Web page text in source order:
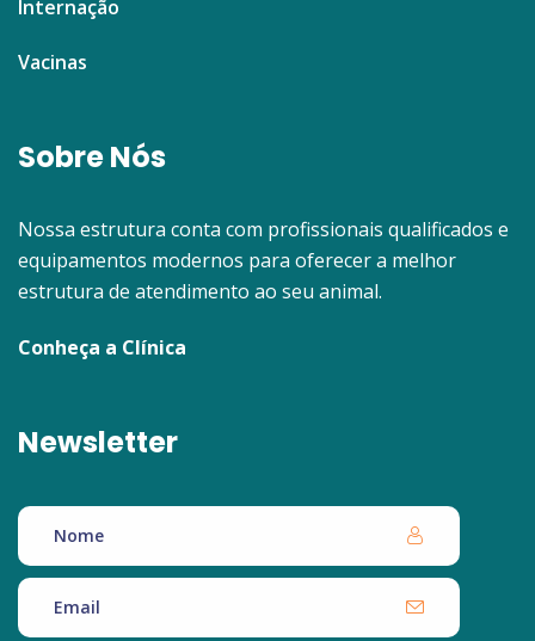
Internação
Vacinas
Sobre Nós
Nossa estrutura conta com profissionais qualificados e
equipamentos modernos para oferecer a melhor
estrutura de atendimento ao seu animal.
Conheça a Clínica
Newsletter